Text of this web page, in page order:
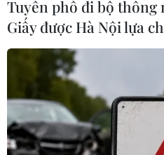
Tuyến phố đi bộ thông
Giấy được Hà Nội lựa